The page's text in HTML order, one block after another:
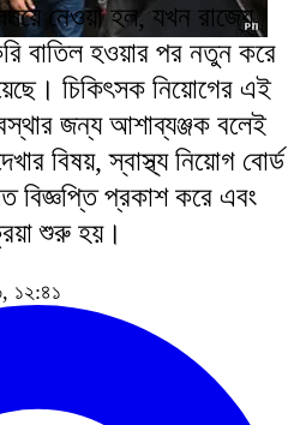
নেওয়া হল, যখন রাজ্যে
বাতিল হওয়ার পর নতুন করে
চিকিৎসক নিয়োগের এই
জন্য আশাব্যঞ্জক বলেই
বিষয়, স্বাস্থ্য নিয়োগ বোর্ড
বিজ্ঞপ্তি প্রকাশ করে এবং
শুরু হয়।
১২:৪১